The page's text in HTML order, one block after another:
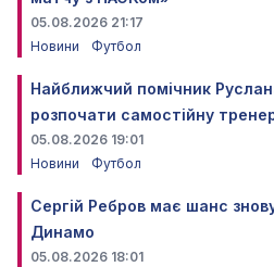
05.08.2026 21:17
Новини
Футбол
Найближчий помічник
розпочати самостійну
05.08.2026 19:01
Новини
Футбол
Сергій Ребров має шанс
Динамо
05.08.2026 18:01